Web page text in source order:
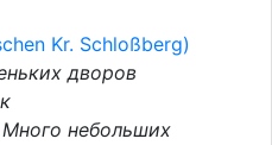
Kr. Schloßberg)
дворов
Много небольших